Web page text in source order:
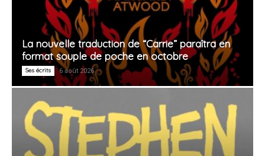
La nouvelle traduction de “Carrie” paraîtra en
format souple de poche en octobre
Ses écrits 6 août 2026